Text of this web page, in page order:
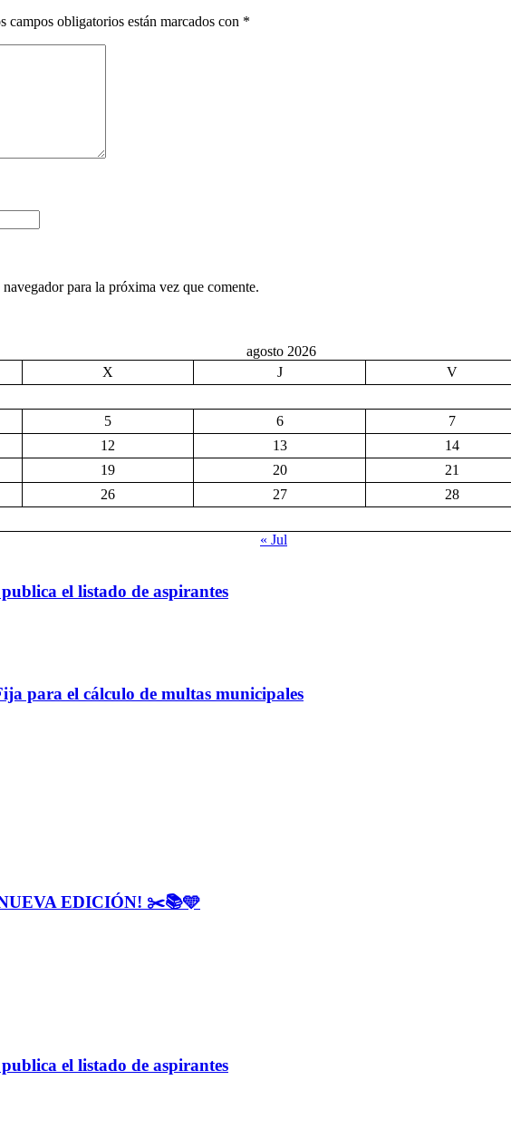
campos obligatorios están marcados con *
para la próxima vez que comente.
agosto 2026
X J V
5 6 7
12 13 14
19 20 21
26 27 28
« Jul
el listado de aspirantes
para el cálculo de multas municipales
EDICIÓN! ✂️📚🩵
el listado de aspirantes